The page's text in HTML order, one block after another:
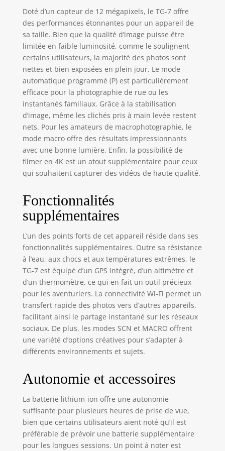
Prise de vue
intervalle, vidéos
en time-lapse,
vidéo verticale,
contrôle Bluetooth
sans fil de la
télécommande
RM-WR1
disponible en
option, mode
Construction, prise
USB de type C,
poignée améliorée
Contenu de la
boîte : Appareil
photo TG-7,
batterie
C pour recharger
l’intérieur de
l’appareil photo
Doté d’un capteur de 12 mégapixels, le TG-7 offre
des performances étonnantes pour un appareil de
sa taille. Bien que la qualité d’image puisse être
limitée en faible luminosité, comme le soulignent
certains utilisateurs, la majorité des photos sont
nettes et bien exposées en plein jour. Le mode
automatique programmé (P) est particulièrement
efficace pour la photographie de rue ou les
instantanés familiaux. Grâce à la stabilisation
d’image, même les clichés pris à main levée restent
nets. Pour les amateurs de macrophotographie, le
mode macro offre des résultats impressionnants
avec une bonne lumière. Enfin, la possibilité de
filmer en 4K est un atout supplémentaire pour ceux
qui souhaitent capturer des vidéos de haute qualité.
Fonctionnalités
supplémentaires
L’un des points forts de cet appareil réside dans ses
fonctionnalités supplémentaires. Outre sa résistance
à l’eau, aux chocs et aux températures extrêmes, le
TG-7 est équipé d’un GPS intégré, d’un altimètre et
d’un thermomètre, ce qui en fait un outil précieux
pour les aventuriers. La connectivité Wi-Fi permet un
transfert rapide des photos vers d’autres appareils,
facilitant ainsi le partage instantané sur les réseaux
sociaux. De plus, les modes SCN et MACRO offrent
une variété d’options créatives pour s’adapter à
différents environnements et sujets.
Autonomie et accessoires
La batterie lithium-ion offre une autonomie
suffisante pour plusieurs heures de prise de vue,
bien que certains utilisateurs aient noté qu’il est
préférable de prévoir une batterie supplémentaire
pour les longues sessions. Un point à noter est